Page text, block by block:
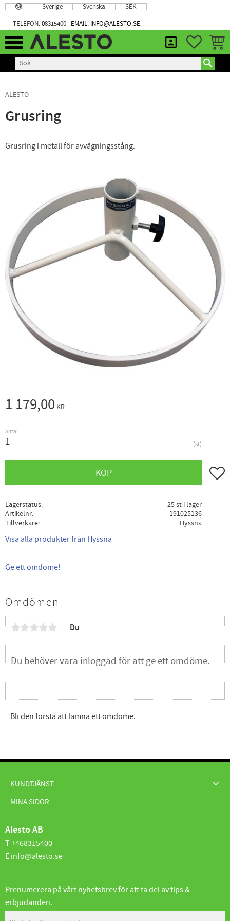
Meny
Sverige Svenska SEK
TELEFON:08315400 EMAIL: INFO@ALESTO.SE
ALESTO
Grusring
Grusring i metall för avvägningsstång.
1 179,00 KR
Antal
st
KÖP Lägg
Lagerstatus
25 st i lager
Artikelnr
191025136
Tillverkare
Hyssna
Visa alla produkter från Hyssna
Ge ett omdöme!
Omdömen
Du
Bli den första att lämna ett omdöme.
KUNDTJÄNST
MINA SIDOR
Alesto AB
T +468315400
E info@alesto.se
Prenumerera på vårt nyhetsbrev för att ta del av tips &
erbjudanden.